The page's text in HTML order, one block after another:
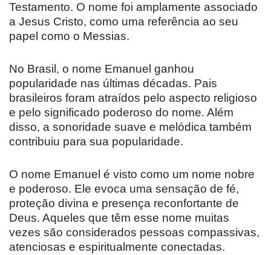
Testamento. O nome foi amplamente associado
a Jesus Cristo, como uma referência ao seu
papel como o Messias.
No Brasil, o nome Emanuel ganhou
popularidade nas últimas décadas. Pais
brasileiros foram atraídos pelo aspecto religioso
e pelo significado poderoso do nome. Além
disso, a sonoridade suave e melódica também
contribuiu para sua popularidade.
O nome Emanuel é visto como um nome nobre
e poderoso. Ele evoca uma sensação de fé,
proteção divina e presença reconfortante de
Deus. Aqueles que têm esse nome muitas
vezes são considerados pessoas compassivas,
atenciosas e espiritualmente conectadas.